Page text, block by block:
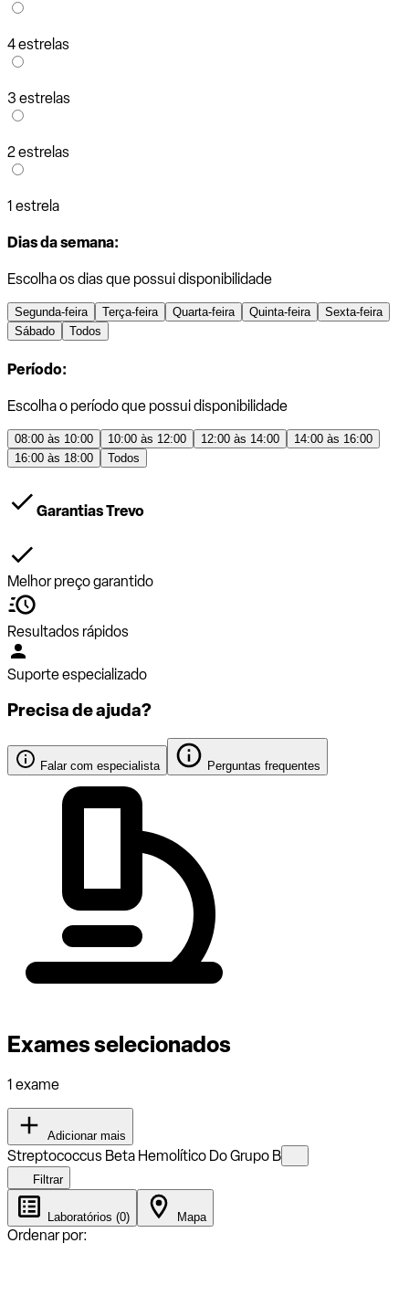
4 estrelas
3 estrelas
2 estrelas
1 estrela
Dias da semana:
Escolha os dias que possui disponibilidade
Segunda-feira Terça-feira Quarta-feira Quinta-feira
Sexta-feira
Sábado
Todos
Período:
Escolha o período que possui disponibilidade
08:00 às 10:00 10:00 às 12:00 12:00 às 14:00
14:00 às 16:00
16:00 às 18:00
Todos
Garantias Trevo
Melhor preço garantido
Resultados rápidos
Suporte especializado
Precisa de ajuda?
Falar com especialista Perguntas frequentes
Exames selecionados
1 exame
Adicionar mais
Streptococcus Beta Hemolítico Do Grupo B
Filtrar
Laboratórios (0) Mapa
Ordenar por: